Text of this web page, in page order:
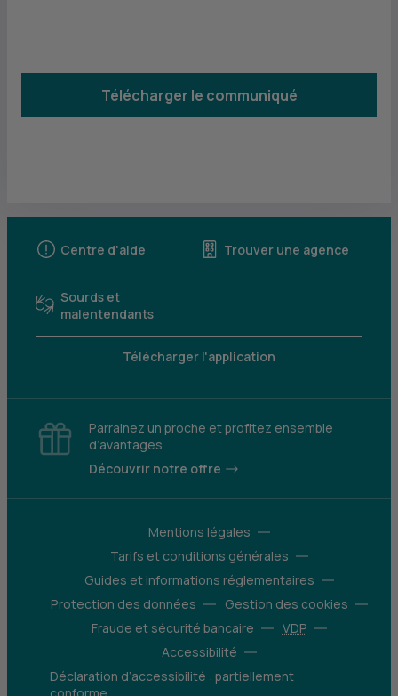
Télécharger le communiqué
Centre d'aide Trouver une agence
Sourds et
malentendants
Télécharger l'application
Parrainez un proche et profitez ensemble
d’avantages
Découvrir notre offre
Mentions légales
Tarifs et conditions générales
Guides et informations réglementaires
Protection des données
Gestion des cookies
Fraude et sécurité bancaire
VDP
Accessibilité
Déclaration d’accessibilité : partiellement